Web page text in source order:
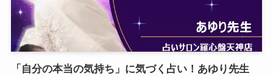
「自分の本当の気持ち」に気づく占い！あゆり先生